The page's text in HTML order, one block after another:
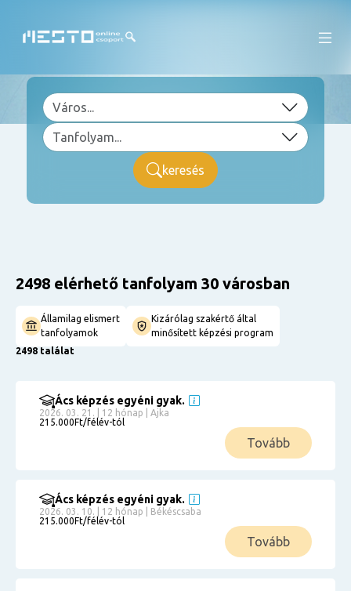
keresés
2498 elérhető tanfolyam 30 városban
Államilag elismert
tanfolyamok
Kizárólag szakértő által
minősített képzési program
2498 találat
Ács képzés egyéni gyak.
2026. 03. 21. | 12 hónap | Ajka
215.000Ft/félév-tól
Tovább
Ács képzés egyéni gyak.
2026. 03. 10. | 12 hónap | Békéscsaba
215.000Ft/félév-tól
Tovább